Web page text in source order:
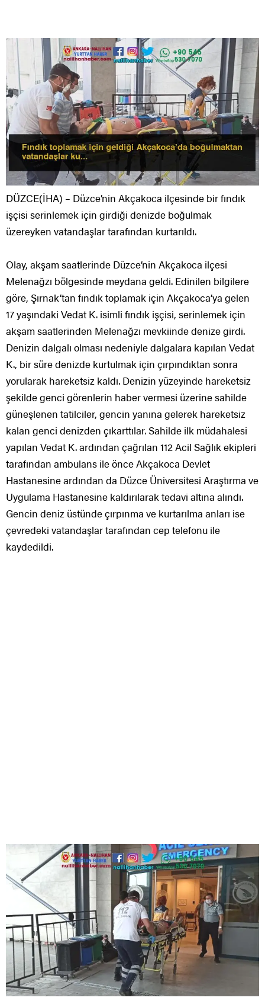
DÜZCE(İHA) – Düzce’nin Akçakoca ilçesinde bir fındık
işçisi serinlemek için girdiği denizde boğulmak
üzereyken vatandaşlar tarafından kurtarıldı.
Olay, akşam saatlerinde Düzce’nin Akçakoca ilçesi
Melenağzı bölgesinde meydana geldi. Edinilen bilgilere
göre, Şırnak’tan fındık toplamak için Akçakoca’ya gelen
17 yaşındaki Vedat K. isimli fındık işçisi, serinlemek için
akşam saatlerinden Melenağzı mevkiinde denize girdi.
Denizin dalgalı olması nedeniyle dalgalara kapılan Vedat
K., bir süre denizde kurtulmak için çırpındıktan sonra
yorularak hareketsiz kaldı. Denizin yüzeyinde hareketsiz
şekilde genci görenlerin haber vermesi üzerine sahilde
güneşlenen tatilciler, gencin yanına gelerek hareketsiz
kalan genci denizden çıkarttılar. Sahilde ilk müdahalesi
yapılan Vedat K. ardından çağrılan 112 Acil Sağlık ekipleri
tarafından ambulans ile önce Akçakoca Devlet
Hastanesine ardından da Düzce Üniversitesi Araştırma ve
Uygulama Hastanesine kaldırılarak tedavi altına alındı.
Gencin deniz üstünde çırpınma ve kurtarılma anları ise
çevredeki vatandaşlar tarafından cep telefonu ile
kaydedildi.